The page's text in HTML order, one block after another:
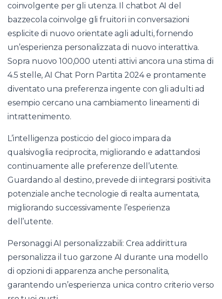
coinvolgente per gli utenza. Il chatbot AI del
bazzecola coinvolge gli fruitori in conversazioni
esplicite di nuovo orientate agli adulti, fornendo
un’esperienza personalizzata di nuovo interattiva.
Sopra nuovo 100,000 utenti attivi ancora una stima di
4.5 stelle, AI Chat Porn Partita 2024 e prontamente
diventato una preferenza ingente con gli adulti ad
esempio cercano una cambiamento lineamenti di
intrattenimento.
L’intelligenza posticcio del gioco impara da
qualsivoglia reciprocita, migliorando e adattandosi
continuamente alle preferenze dell’utente.
Guardando al destino, prevede di integrarsi positivita
potenziale anche tecnologie di realta aumentata,
migliorando successivamente l’esperienza
dell’utente.
Personaggi AI personalizzabili: Crea addirittura
personalizza il tuo garzone AI durante una modello
di opzioni di apparenza anche personalita,
garantendo un’esperienza unica contro criterio verso